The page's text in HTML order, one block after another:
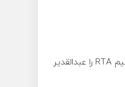
RTA را عبدالقدیر